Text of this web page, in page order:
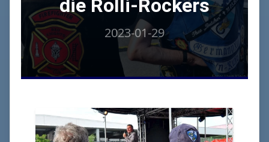
die Rolli-Rockers
2023-01-29